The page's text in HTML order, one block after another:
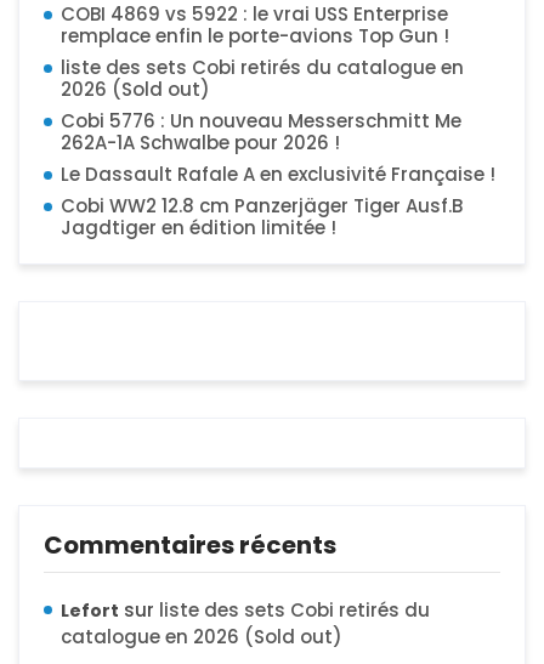
COBI 4869 vs 5922 : le vrai USS Enterprise
remplace enfin le porte-avions Top Gun !
liste des sets Cobi retirés du catalogue en
2026 (Sold out)
Cobi 5776 : Un nouveau Messerschmitt Me
262A-1A Schwalbe pour 2026 !
Le Dassault Rafale A en exclusivité Française !
Cobi WW2 12.8 cm Panzerjäger Tiger Ausf.B
Jagdtiger en édition limitée !
Commentaires récents
Lefort sur liste des sets Cobi retirés du
catalogue en 2026 (Sold out)